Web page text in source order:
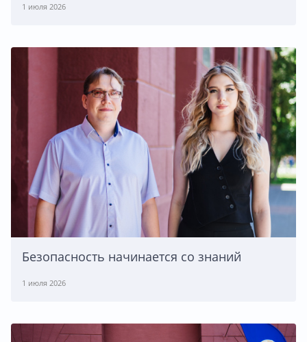
1 июля 2026
Безопасность начинается со знаний
1 июля 2026